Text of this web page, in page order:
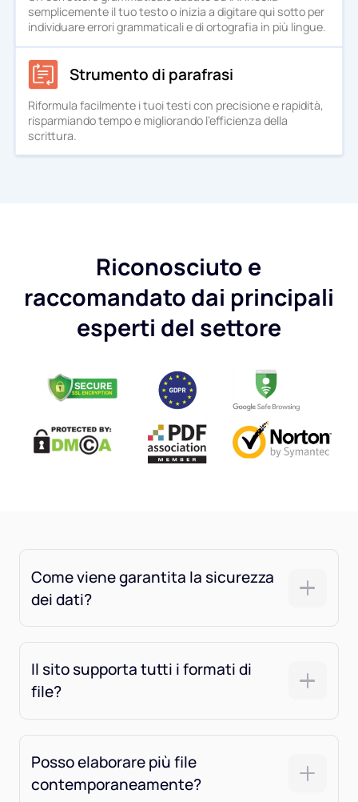
semplicemente il tuo testo o inizia a digitare qui sotto per
individuare errori grammaticali e di ortografia in più lingue.
Strumento di parafrasi
Riformula facilmente i tuoi testi con precisione e rapidità,
risparmiando tempo e migliorando l'efficienza della
scrittura.
Riconosciuto e
raccomandato dai principali
esperti del settore
Come viene garantita la sicurezza
dei dati?
Il sito supporta tutti i formati di
file?
Posso elaborare più file
contemporaneamente?